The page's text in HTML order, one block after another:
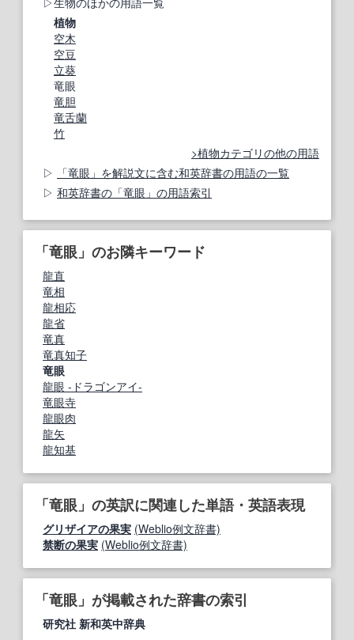
植物
空木
空豆
立葵
竜眼
竜胆
竜舌蘭
竹
植物カテゴリの他の用語
「竜眼」を解説文に含む和英辞書の用語の一覧
和英辞書の「竜眼」の用語索引
「竜眼」のお隣キーワード
龍直
竜相
龍相応
龍省
竜真
竜真知子
竜眼
龍眼 -ドラゴンアイ-
竜眼寺
龍眼肉
龍矢
龍知基
「竜眼」の英訳に関連した単語・英語表現
グリザイアの果実 (Weblio例文辞書)
禁断の果実 (Weblio例文辞書)
「竜眼」が掲載された辞書の索引
研究社 新和英中辞典